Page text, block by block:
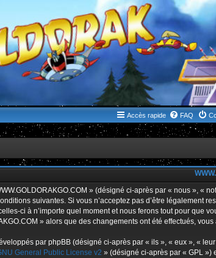
Accès rapide FAQ
» (désigné ci-après par « nous », «
suivantes. Si vous n’acceptez pas d’être légalement
ci à n’importe quel moment et nous ferons tout pour que
» alors que des changements ont été effectués,
par phpBB (désigné ci-après par « ils », « eux », «
General Public License v2 » (désigné ci-après par « GPL »)